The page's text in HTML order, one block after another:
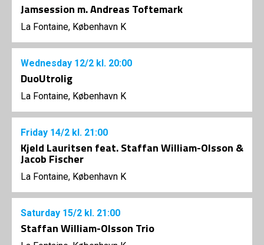
Jamsession m. Andreas Toftemark
La Fontaine, København K
Wednesday 12/2 kl. 20:00
DuoUtrolig
La Fontaine, København K
Friday 14/2 kl. 21:00
Kjeld Lauritsen feat. Staffan William-Olsson &
Jacob Fischer
La Fontaine, København K
Saturday 15/2 kl. 21:00
Staffan William-Olsson Trio